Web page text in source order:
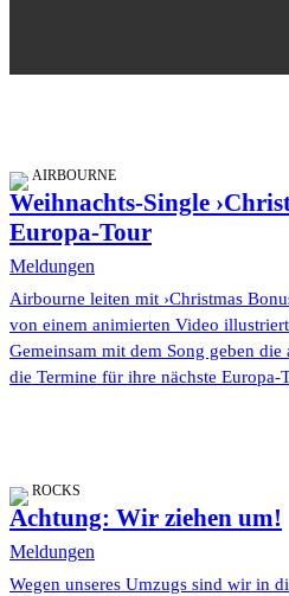
AIRBOURNE
Weihnachts-Single
Europa-Tour
Meldungen
Airbourne leiten mit ›Christmas
von einem animierten Video
Gemeinsam mit dem Song geben
die Termine für ihre nächste Europa-
ROCKS
Achtung: Wir ziehen um!
Meldungen
Wegen unseres Umzugs sind wir in